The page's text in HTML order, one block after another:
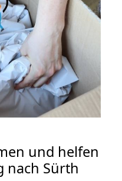
und helfen
nach Sürth